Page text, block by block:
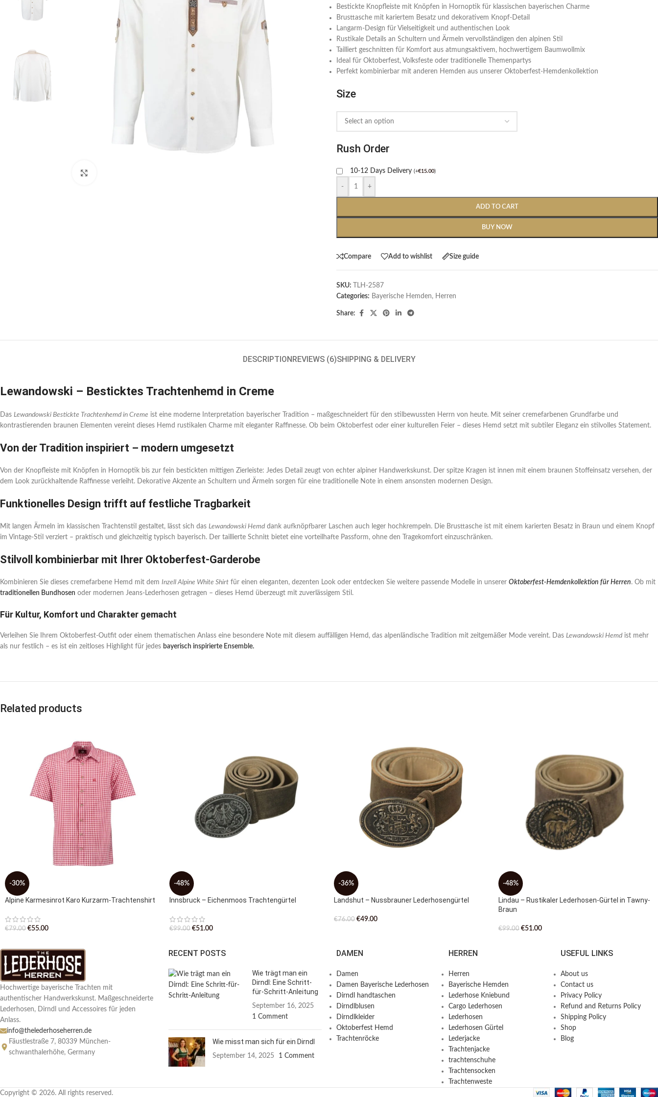
Bestickte Knopfleiste mit Knöpfen in Hornoptik für klassischen bayerischen Charme
Brusttasche mit kariertem Besatz und dekorativem Knopf-Detail
Langarm-Design für Vielseitigkeit und authentischen Look
Rustikale Details an Schultern und Ärmeln vervollständigen den alpinen Stil
Tailliert geschnitten für Komfort aus atmungsaktivem, hochwertigem Baumwollmix
Ideal für Oktoberfest, Volksfeste oder traditionelle Themenpartys
Perfekt kombinierbar mit anderen Hemden aus unserer Oktoberfest-Hemdenkollektion
Size
Rush Order
10-12 Days Delivery (+€15.00)
- +
ADD TO CART
BUY NOW
Compare Add to wishlist Size guide
SKU:
TLH-2587
Categories: Bayerische Hemden​, Herren
Share:
DESCRIPTION REVIEWS (6)SHIPPING & DELIVERY
Lewandowski – Besticktes Trachtenhemd in Creme
Das Lewandowski Bestickte Trachtenhemd in Creme ist eine moderne Interpretation bayerischer Tradition – maßgeschneidert für den stilbewussten Herrn von heute. Mit seiner cremefarbenen Grundfarbe und
kontrastierenden braunen Elementen vereint dieses Hemd rustikalen Charme mit eleganter Raffinesse. Ob beim Oktoberfest oder einer kulturellen Feier – dieses Hemd setzt mit subtiler Eleganz ein stilvolles Statement.
Von der Tradition inspiriert – modern umgesetzt
Von der Knopfleiste mit Knöpfen in Hornoptik bis zur fein bestickten mittigen Zierleiste: Jedes Detail zeugt von echter alpiner Handwerkskunst. Der spitze Kragen ist innen mit einem braunen Stoffeinsatz versehen, der
dem Look zurückhaltende Raffinesse verleiht. Dekorative Akzente an Schultern und Ärmeln sorgen für eine traditionelle Note in einem ansonsten modernen Design.
Funktionelles Design trifft auf festliche Tragbarkeit
Mit langen Ärmeln im klassischen Trachtenstil gestaltet, lässt sich das Lewandowski Hemd dank aufknöpfbarer Laschen auch leger hochkrempeln. Die Brusttasche ist mit einem karierten Besatz in Braun und einem Knopf
im Vintage-Stil verziert – praktisch und gleichzeitig typisch bayerisch. Der taillierte Schnitt bietet eine vorteilhafte Passform, ohne den Tragekomfort einzuschränken.
Stilvoll kombinierbar mit Ihrer Oktoberfest-Garderobe
Kombinieren Sie dieses cremefarbene Hemd mit dem Inzell Alpine White Shirt für einen eleganten, dezenten Look oder entdecken Sie weitere passende Modelle in unserer Oktoberfest-Hemdenkollektion für Herren. Ob mit
traditionellen Bundhosen oder modernen Jeans-Lederhosen getragen – dieses Hemd überzeugt mit zuverlässigem Stil.
Für Kultur, Komfort und Charakter gemacht
Verleihen Sie Ihrem Oktoberfest-Outfit oder einem thematischen Anlass eine besondere Note mit diesem auffälligen Hemd, das alpenländische Tradition mit zeitgemäßer Mode vereint. Das Lewandowski Hemd ist mehr
als nur festlich – es ist ein zeitloses Highlight für jedes bayerisch inspirierte Ensemble.
Related products
-30%
Alpine Karmesinrot Karo Kurzarm-Trachtenshirt
€79.00 €55.00
-48%
Innsbruck – Eichenmoos Trachtengürtel
€99.00 €51.00
-36%
Landshut – Nussbrauner Lederhosengürtel
€76.00 €49.00
-48%
Lindau – Rustikaler Lederhosen-Gürtel in Tawny-
Braun
€99.00 €51.00
Hochwertige bayerische Trachten mit
authentischer Handwerkskunst. Maßgeschneiderte
Lederhosen, Dirndl und Accessoires für jeden
Anlass.
info@thelederhoseherren.de
Fäustlestraße 7, 80339 München-
schwanthalerhöhe, Germany
RECENT POSTS
Wie trägt man ein
Dirndl: Eine Schritt-
für-Schritt-Anleitung
September 16, 2025
1 Comment
Wie misst man sich für ein Dirndl
September 14, 2025 1 Comment
DAMEN
Damen
Damen Bayerische Lederhosen
Dirndl handtaschen
Dirndlblusen
Dirndlkleider
Oktoberfest Hemd
Trachtenröcke
HERREN
Herren
Bayerische Hemden​
Lederhose Kniebund
Cargo Lederhosen
Lederhosen
Lederhosen Gürtel
Lederjacke
Trachtenjacke
trachtenschuhe
Trachtensocken
Trachtenweste
USEFUL LINKS
About us
Contact us
Privacy Policy
Refund and Returns Policy
Shipping Policy
Shop
Blog
Copyright © 2026. All rights reserved.